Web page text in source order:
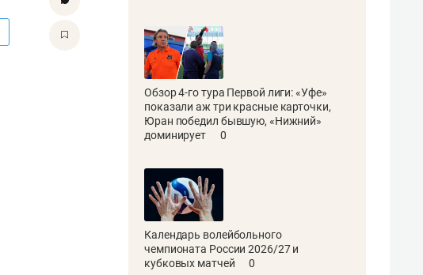
Обзор 4-го тура Первой лиги: «Уфе»
показали аж три красные карточки,
Юран победил бывшую, «Нижний»
доминирует
0
Календарь волейбольного
чемпионата России 2026/27 и
кубковых матчей
0